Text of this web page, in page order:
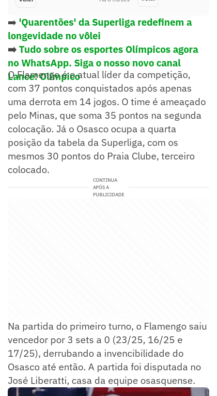
➡️ 'Quarentões' da Superliga redefinem a
longevidade no vôlei
➡️Tudo sobre os esportes Olímpicos agora
no WhatsApp. Siga o nosso novo canal
Lance! Olímpico
O Flamengo é o atual líder da competição,
com 37 pontos conquistados após apenas
uma derrota em 14 jogos. O time é ameaçado
pelo Minas, que soma 35 pontos na segunda
colocação. Já o Osasco ocupa a quarta
posição da tabela da Superliga, com os
mesmos 30 pontos do Praia Clube, terceiro
colocado.
CONTINUA
APÓS A
PUBLICIDADE
Na partida do primeiro turno, o Flamengo saiu
vencedor por 3 sets a 0 (23/25, 16/25 e
17/25), derrubando a invencibilidade do
Osasco até então. A partida foi disputada no
José Liberatti, casa da equipe osasquense.